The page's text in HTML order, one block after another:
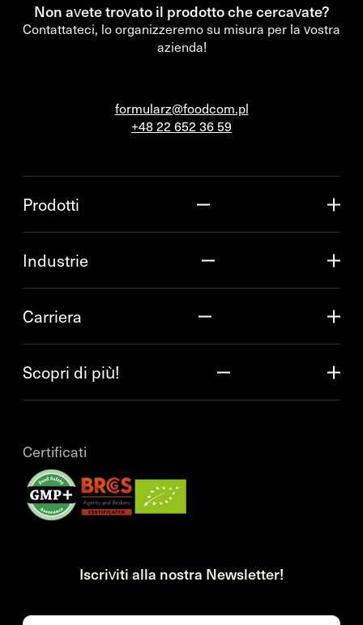
Non avete trovato il prodotto che cercavate?
Contattateci, lo organizzeremo su misura per la vostra
azienda!
formularz@foodcom.pl
+48 22 652 36 59
Prodotti
Industrie
Carriera
Scopri di più!
Certificati
Iscriviti alla nostra Newsletter!